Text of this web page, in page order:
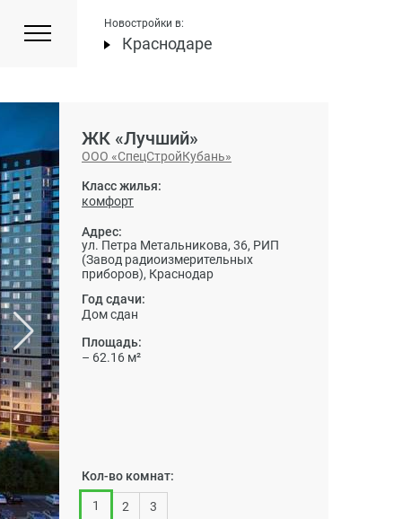
Новостройки в:
Краснодаре
ЖК «Лучший»
ООО «СпецСтройКубань»
Класс жилья:
комфорт
Адрес:
ул. Петра Метальникова, 36, РИП
(Завод радиоизмерительных
приборов), Краснодар
Год сдачи:
Дом сдан
Площадь:
– 62.16 м²
Кол-во комнат:
1 2 3